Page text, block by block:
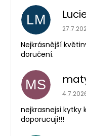
LM
Nejkrásnější
doručení.
MS
nejkrasnejsi kytky
doporucuji!!!